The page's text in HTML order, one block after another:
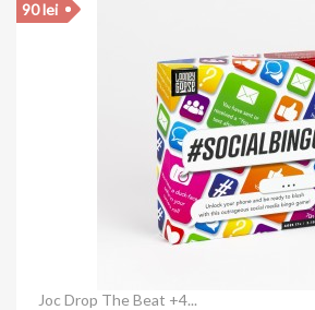
Joc Drop The Beat +4...
90 lei